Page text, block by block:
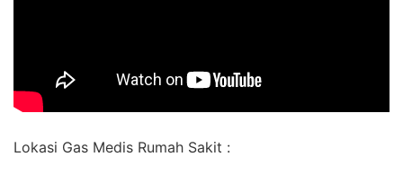
Lokasi Gas Medis Rumah Sakit :